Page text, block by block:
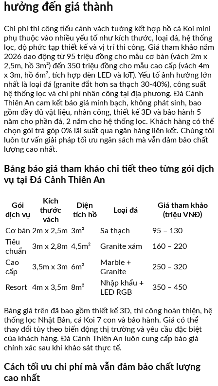
hưởng đến giá thành
Chi phí thi công tiểu cảnh vách tường kết hợp hồ cá Koi mini
phụ thuộc vào nhiều yếu tố như kích thước, loại đá, hệ thống
lọc, độ phức tạp thiết kế và vị trí thi công. Giá tham khảo năm
2026 dao động từ 95 triệu đồng cho mẫu cơ bản (vách 2m x
2,5m, hồ 3m²) đến 350 triệu đồng cho mẫu cao cấp (vách 4m
x 3m, hồ 6m², tích hợp đèn LED và IoT). Yếu tố ảnh hưởng lớn
nhất là loại đá (granite đắt hơn sa thạch 30-40%), công suất
hệ thống lọc và chi phí nhân công tại địa phương. Đá Cảnh
Thiên An cam kết báo giá minh bạch, không phát sinh, bao
gồm đầy đủ vật liệu, nhân công, thiết kế 3D và bảo hành 5
năm cho phần đá, 2 năm cho hệ thống lọc. Khách hàng có thể
chọn gói trả góp 0% lãi suất qua ngân hàng liên kết. Chúng tôi
luôn tư vấn giải pháp tối ưu ngân sách mà vẫn đảm bảo chất
lượng cao nhất.
Bảng báo giá tham khảo chi tiết theo từng gói dịch
vụ tại Đá Cảnh Thiên An
Gói
dịch vụ
Kích
thước
vách
Diện
tích hồ
Loại đá
Giá tham khảo
(triệu VNĐ)
Cơ bản 2m x 2,5m 3m² Sa thạch
95 – 130
Tiêu
chuẩn
3m x 2,8m 4,5m² Granite xám 160 – 220
Cao
cấp
3,5m x 3m 6m²
Marble +
Granite
250 – 320
Resort 4m x 3,5m 8m²
Nhập khẩu +
LED RGB
350 – 450
Bảng giá trên đã bao gồm thiết kế 3D, thi công hoàn thiện, hệ
thống lọc Nhật Bản, cá Koi 7 con và bảo hành. Giá có thể
thay đổi tùy theo biến động thị trường và yêu cầu đặc biệt
của khách hàng. Đá Cảnh Thiên An luôn cung cấp báo giá
chính xác sau khi khảo sát thực tế.
Cách tối ưu chi phí mà vẫn đảm bảo chất lượng
cao nhất